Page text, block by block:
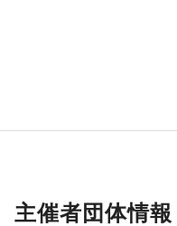
主催者団体情報